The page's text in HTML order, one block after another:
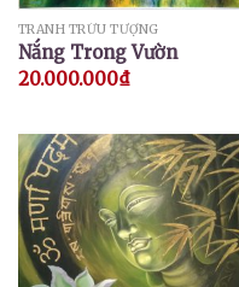
TRANH TRỪU TƯỢNG
Nắng Trong Vườn
20.000.000₫